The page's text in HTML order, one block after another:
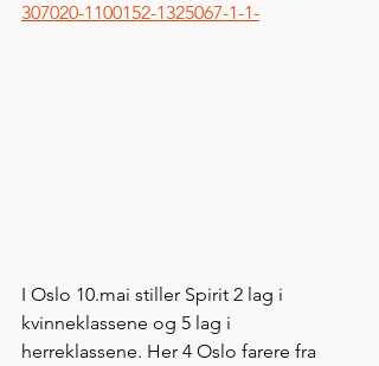
307020-1100152-1325067-1-1-
I Oslo 10.mai stiller Spirit 2 lag i
kvinneklassene og 5 lag i
herreklassene. Her 4 Oslo farere fra